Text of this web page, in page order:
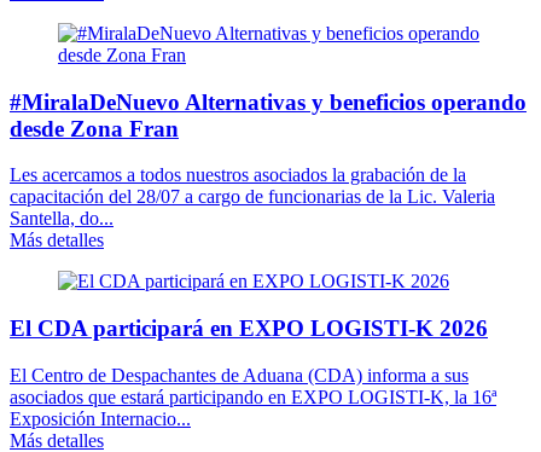
#MiralaDeNuevo Alternativas y beneficios operando
desde Zona Fran
Les acercamos a todos nuestros asociados la grabación de la
capacitación del 28/07 a cargo de funcionarias de la Lic. Valeria
Santella, do...
Más detalles
El CDA participará en EXPO LOGISTI-K 2026
El Centro de Despachantes de Aduana (CDA) informa a sus
asociados que estará participando en EXPO LOGISTI-K, la 16ª
Exposición Internacio...
Más detalles